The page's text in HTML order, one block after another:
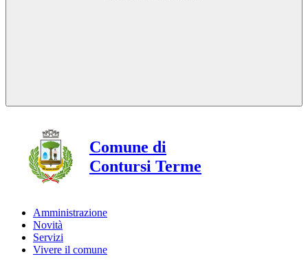
Comune di
Contursi Terme
Amministrazione
Novità
Servizi
Vivere il comune